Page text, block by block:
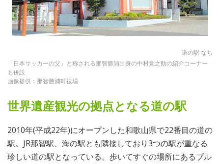
道の駅 なち
「日本サッカーの父」と称される那智勝浦出身の中村覚之助の紹介コーナー
も併設
画像提供：那智勝浦町役場
世界遺産観光の拠点となる道の駅
2010年(平成22年)にオープンした和歌山県で22番目の道の
駅。JR那智駅、海の駅とも隣接しており3つの駅が重なる
珍しい道の駅となっている。歩いてすぐの場所にあるブル